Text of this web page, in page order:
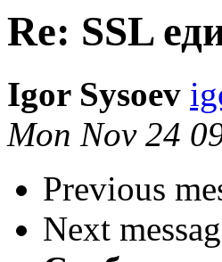
Re: SSL
Igor Sysoev
Mon Nov 24
Previous
Next